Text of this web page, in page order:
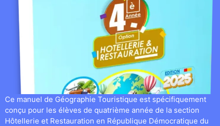
Ce manuel de Géographie Touristique est spécifiquement
conçu pour les élèves de quatrième année de la section
Hôtellerie et Restauration en République Démocratique du